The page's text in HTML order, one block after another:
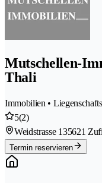
Mutschellen-
Thali
Immobilien •
5(2)
Weidstrasse 135621
Termin reservieren